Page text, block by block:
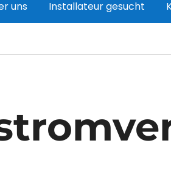
uns Installateur gesucht